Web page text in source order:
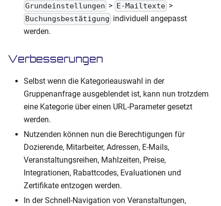
Grundeinstellungen > E-Mailtexte >
Buchungsbestätigung individuell angepasst
werden.
Verbesserungen
Selbst wenn die Kategorieauswahl in der
Gruppenanfrage ausgeblendet ist, kann nun trotzdem
eine Kategorie über einen URL-Parameter gesetzt
werden.
Nutzenden können nun die Berechtigungen für
Dozierende, Mitarbeiter, Adressen, E-Mails,
Veranstaltungsreihen, Mahlzeiten, Preise,
Integrationen, Rabattcodes, Evaluationen und
Zertifikate entzogen werden.
In der Schnell-Navigation von Veranstaltungen,